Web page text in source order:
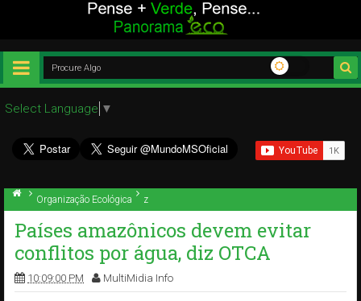
Select Language ▼
Organização Ecológica z
Países amazônicos devem evitar
conflitos por água, diz OTCA
10:09:00 PM MultiMidia Info